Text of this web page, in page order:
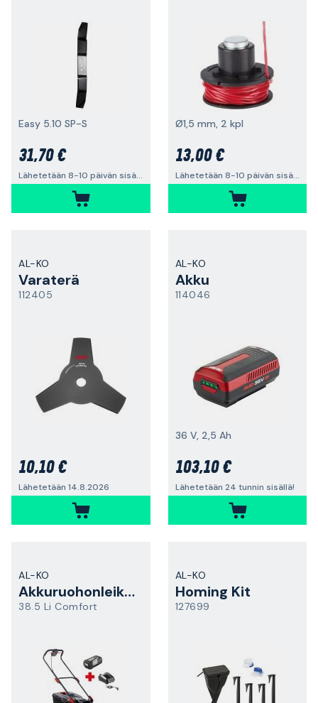
Easy 5.10 SP-S
31,70 €
Lähetetään 8-10 päivän sisällä
Ø1,5 mm, 2 kpl
13,00 €
Lähetetään 8-10 päivän sisällä
AL-KO
Varaterä
112405
10,10 €
Lähetetään 14.8.2026
AL-KO
Akku
114046
36 V, 2,5 Ah
103,10 €
Lähetetään 24 tunnin sisällä!
AL-KO
Akkuruohonleikkuri
38.5 Li Comfort
AL-KO
Homing Kit
127699